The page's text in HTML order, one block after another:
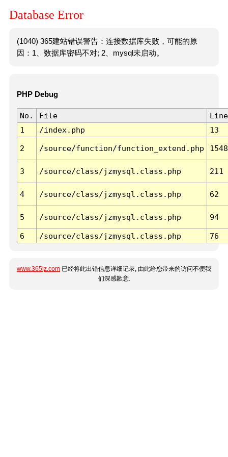
Database Error
(1040) 365建站错误警告：连接数据库失败，可能的原
因：1、数据库密码不对; 2、mysql未启动。
PHP Debug
No. File
Line
1
/index.php 13
2 /source/function/function_extend.php 1548
3 /source/class/jzmysql.class.php 211
4 /source/class/jzmysql.class.php 62
5 /source/class/jzmysql.class.php 94
6 /source/class/jzmysql.class.php 76
www.365jz.com 已经将此出错信息详细记录, 由此给您带来的访问不便我
们深感歉意.